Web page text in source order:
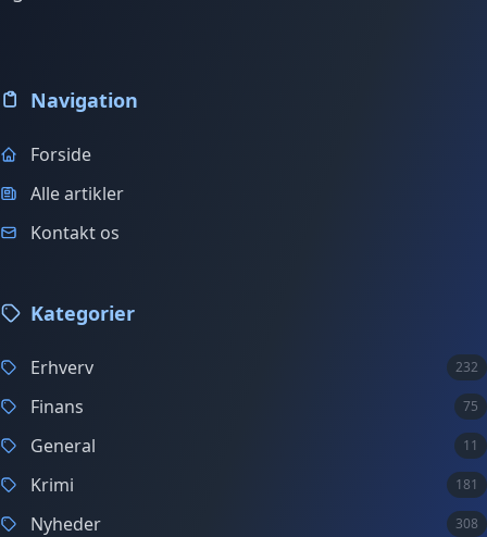
Navigation
Forside
Alle artikler
Kontakt os
Kategorier
Erhverv 232
Finans 75
General 11
Krimi 181
Nyheder 308